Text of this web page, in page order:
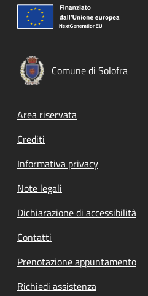
Comune di Solofra
Footer menu
Area riservata
Crediti
Informativa privacy
Note legali
Dichiarazione di accessibilità
Contatti
Prenotazione appuntamento
Richiedi assistenza